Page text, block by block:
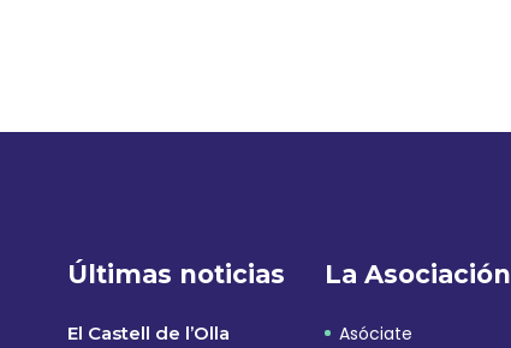
Últimas noticias
El Castell de l’Olla
La Asociación
Asóciate